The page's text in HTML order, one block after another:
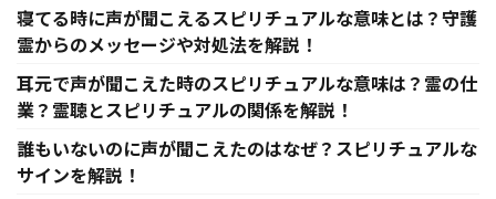
寝てる時に声が聞こえるスピリチュアルな意味とは？守護
霊からのメッセージや対処法を解説！
耳元で声が聞こえた時のスピリチュアルな意味は？霊の仕
業？霊聴とスピリチュアルの関係を解説！
誰もいないのに声が聞こえたのはなぜ？スピリチュアルな
サインを解説！